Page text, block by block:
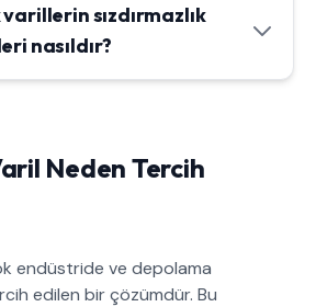
sızdırmazlık
nasıldır?
Neden Tercih
endüstride ve depolama
edilen bir çözümdür. Bu